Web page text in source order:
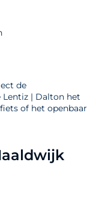
de
Lentiz | Dalton het
of het openbaar